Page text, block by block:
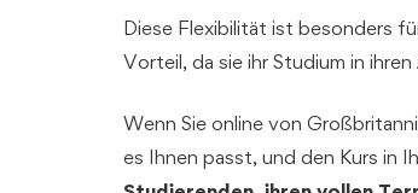
Diese Flexibilität ist besonders
Vorteil, da sie ihr Studium in
Wenn Sie online von
es Ihnen passt, und den Kurs in